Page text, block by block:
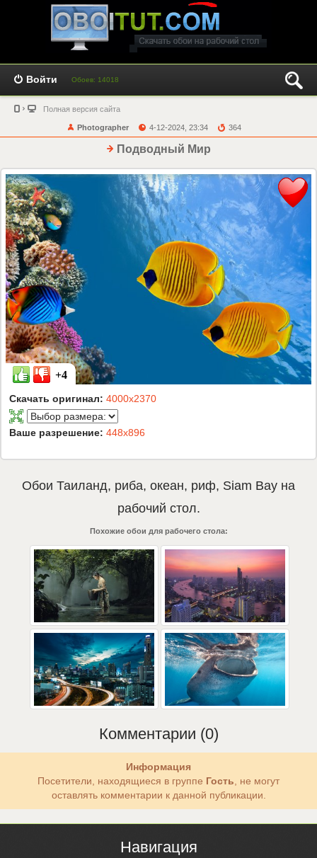
Войти Обоев: 14018
Полная версия сайта
Photographer 4-12-2024, 23:34 364
Подводный Мир
+4
Скачать оригинал: 4000x2370
Ваше разрешение: 448x896
Обои Таиланд, риба, океан, риф, Siam Bay на
рабочий стол.
Похожие обои для рабочего стола:
Комментарии (0)
Информация
Посетители, находящиеся в группе Гость , не могут
оставлять комментарии к данной публикации.
Навигация